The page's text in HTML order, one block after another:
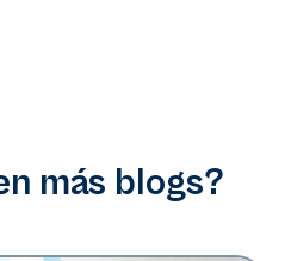
más blogs?